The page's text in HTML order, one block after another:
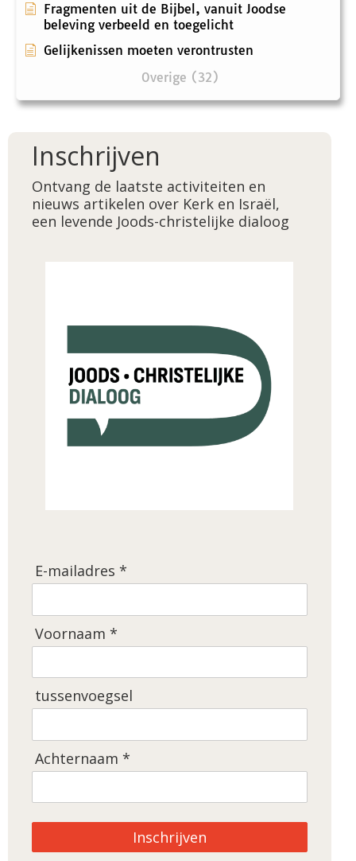
Fragmenten uit de Bijbel, vanuit Joodse
beleving verbeeld en toegelicht
Gelijkenissen moeten verontrusten
Overige (32)
Inschrijven
Ontvang de laatste activiteiten en
nieuws artikelen over Kerk en Israël,
een levende Joods-christelijke dialoog
E-mailadres *
Voornaam *
tussenvoegsel
Achternaam *
Inschrijven